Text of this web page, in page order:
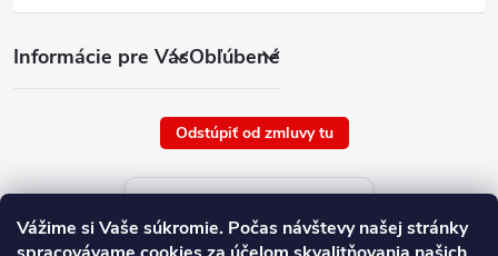
Vážime si Vaše súkromie. Počas návštevy našej stránky
Informácie pre VásObľúbené
Odstúpiť od zmluvy tu
Aktuálne ceny tovaru
platné od : 6/8/2026